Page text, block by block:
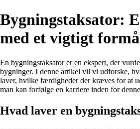
Bygningstaksator:
med et vigtigt
En bygningstaksator er en ekspert, der
bygninger. I denne artikel vil vi udforske,
laver, hvilke færdigheder der kræves for at
man kan forfølge en karriere inden for
Hvad laver en